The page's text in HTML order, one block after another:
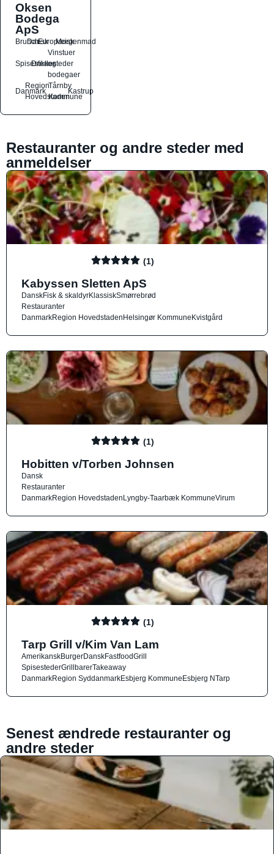
Oksen
Bodega
ApS
Brunch
DanskEuropæiskMorgenmad
Spisesteder
Drikkesteder
Vinstuer
og
bodegaer
Danmark
Region
Hovedstaden
Tårnby
Kommune
Kastrup
Restauranter og andre steder med
anmeldelser
(1)
Kabyssen Sletten ApS
DanskFisk & skaldyrKlassiskSmørrebrød
Restauranter
DanmarkRegion HovedstadenHelsingør KommuneKvistgård
(1)
Hobitten v/Torben Johnsen
Dansk
Restauranter
DanmarkRegion HovedstadenLyngby-Taarbæk KommuneVirum
(1)
Tarp Grill v/Kim Van Lam
AmerikanskBurgerDanskFastfoodGrill
SpisestederGrillbarerTakeaway
DanmarkRegion SyddanmarkEsbjerg KommuneEsbjerg NTarp
Senest ændrede restauranter og
andre steder